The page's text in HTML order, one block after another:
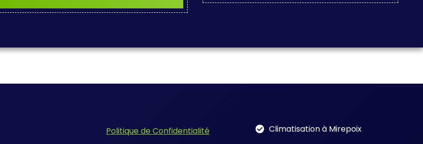
Politique de Confidentialité
Climatisation à Mirepoix